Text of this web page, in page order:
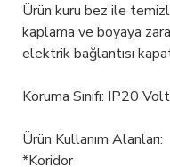
Ürün kuru bez ile
kaplama ve boyaya
elektrik bağlantısı
Koruma Sınıfı: IP20
Ürün Kullanım Alanları:
*Koridor